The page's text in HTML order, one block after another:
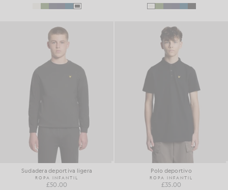
Sudadera deportiva ligera
ROPA INFANTIL
£50.00
Polo deportivo
ROPA INFANTIL
£35.00